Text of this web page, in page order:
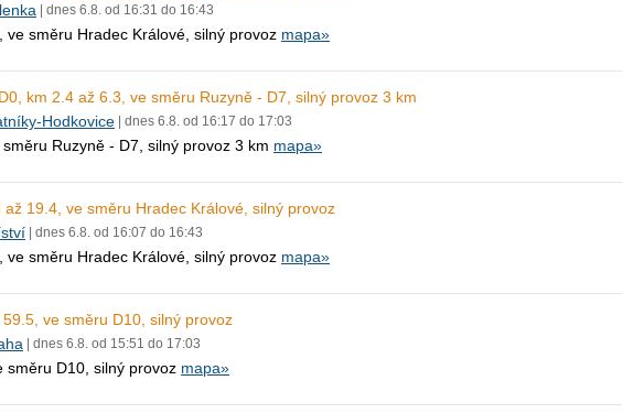
| dnes 6.8. od 16:31 do 16:43
ve směru Hradec Králové, silný provoz mapa»
km 2.4 až 6.3, ve směru Ruzyně - D7, silný provoz 3 km
Hodkovice | dnes 6.8. od 16:17 do 17:03
Ruzyně - D7, silný provoz 3 km mapa»
19.4, ve směru Hradec Králové, silný provoz
| dnes 6.8. od 16:07 do 16:43
ve směru Hradec Králové, silný provoz mapa»
ve směru D10, silný provoz
| dnes 6.8. od 15:51 do 17:03
směru D10, silný provoz mapa»